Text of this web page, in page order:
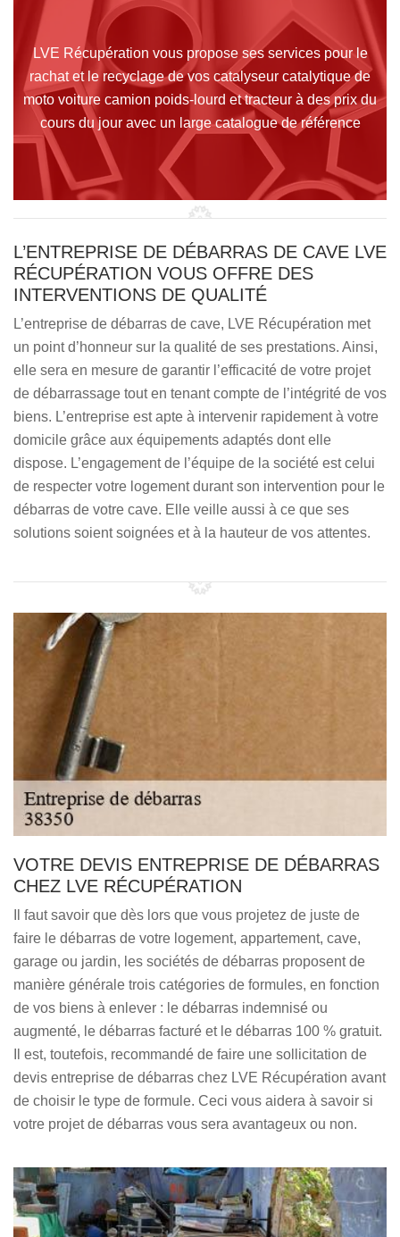
LVE Récupération vous propose ses services pour le
rachat et le recyclage de vos catalyseur catalytique de
moto voiture camion poids-lourd et tracteur à des prix du
cours du jour avec un large catalogue de référence
L’ENTREPRISE DE DÉBARRAS DE CAVE LVE
RÉCUPÉRATION VOUS OFFRE DES
INTERVENTIONS DE QUALITÉ
L’entreprise de débarras de cave, LVE Récupération met
un point d’honneur sur la qualité de ses prestations. Ainsi,
elle sera en mesure de garantir l’efficacité de votre projet
de débarrassage tout en tenant compte de l’intégrité de vos
biens. L’entreprise est apte à intervenir rapidement à votre
domicile grâce aux équipements adaptés dont elle
dispose. L’engagement de l’équipe de la société est celui
de respecter votre logement durant son intervention pour le
débarras de votre cave. Elle veille aussi à ce que ses
solutions soient soignées et à la hauteur de vos attentes.
VOTRE DEVIS ENTREPRISE DE DÉBARRAS
CHEZ LVE RÉCUPÉRATION
Il faut savoir que dès lors que vous projetez de juste de
faire le débarras de votre logement, appartement, cave,
garage ou jardin, les sociétés de débarras proposent de
manière générale trois catégories de formules, en fonction
de vos biens à enlever : le débarras indemnisé ou
augmenté, le débarras facturé et le débarras 100 % gratuit.
Il est, toutefois, recommandé de faire une sollicitation de
devis entreprise de débarras chez LVE Récupération avant
de choisir le type de formule. Ceci vous aidera à savoir si
votre projet de débarras vous sera avantageux ou non.